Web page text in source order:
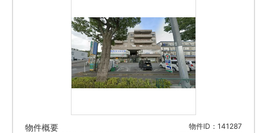
物件概要 物件ID：141287